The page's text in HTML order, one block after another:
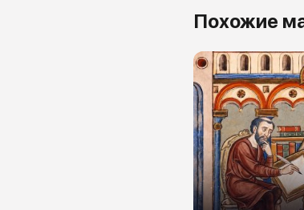
Похожие